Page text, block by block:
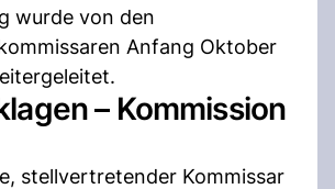
wurde von den
Anfang Oktober
– Kommission
stellvertretender Kommissar